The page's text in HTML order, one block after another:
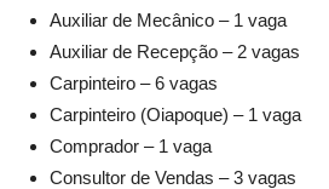
Auxiliar de Mecânico – 1 vaga
Auxiliar de Recepção – 2 vagas
Carpinteiro – 6 vagas
Carpinteiro (Oiapoque) – 1 vaga
Comprador – 1 vaga
Consultor de Vendas – 3 vagas